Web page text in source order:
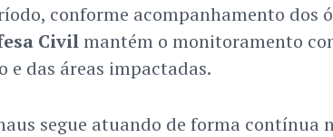
conforme acompanhamento dos
Civilmantém o monitoramento
e das áreas impactadas.
segue atuando de forma contínua